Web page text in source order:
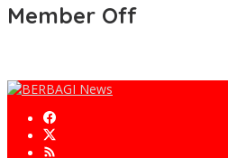
Member Off